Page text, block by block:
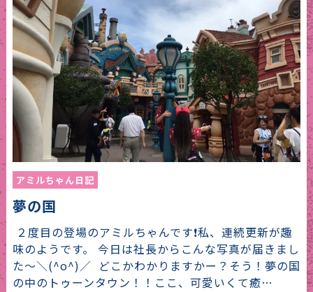
アミルちゃん日記
夢の国
２度目の登場のアミルちゃんです❗️私、連続更新が趣
味のようです。 今日は社長からこんな写真が届きまし
た〜＼(^o^)／ どこかわかりますかー？そう！夢の国
の中のトゥーンタウン！！ここ、可愛いくて癒…